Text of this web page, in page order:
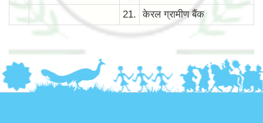
21.
केरल ग्रामीण बैंक